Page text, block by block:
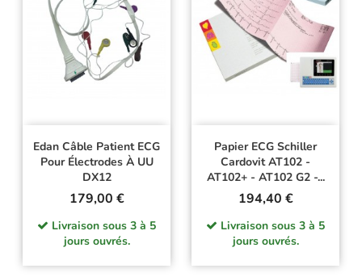
Edan Câble Patient ECG
Pour Électrodes À UU
DX12
Prix
179,00 €
Livraison sous 3 à 5
jours ouvrés.
Papier ECG Schiller
Cardovit AT102 -
AT102+ - AT102 G2 -...
Prix
194,40 €
Livraison sous 3 à 5
jours ouvrés.